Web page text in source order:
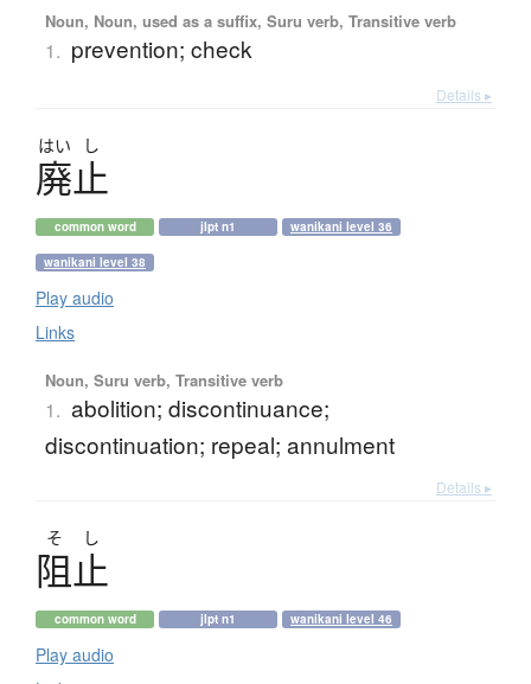
Noun, Noun, used as a suffix, Suru verb, Transitive verb
1. prevention; check
Details ▸
はい し
廃止
common word jlpt n1 wanikani level 36
wanikani level 38
Play audio
Links
Noun, Suru verb, Transitive verb
1. abolition; discontinuance;
discontinuation; repeal; annulment
Details ▸
そ し
阻止
common word jlpt n1 wanikani level 46
Play audio